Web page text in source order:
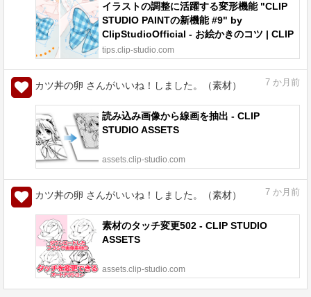
イラストの調整に活躍する変形機能 "CLIP
STUDIO PAINTの新機能 #9" by
ClipStudioOfficial - お絵かきのコツ | CLIP
STUDIO TIPS
tips.clip-studio.com
カツ丼の卵 さんがいいね！しました。（素材） 7 か月前
読み込み画像から線画を抽出 - CLIP
STUDIO ASSETS
assets.clip-studio.com
カツ丼の卵 さんがいいね！しました。（素材） 7 か月前
素材のタッチ変更502 - CLIP STUDIO
ASSETS
assets.clip-studio.com